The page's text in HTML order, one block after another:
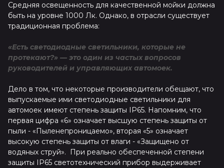
Средняя освещенность для качественной мойки должна
быть на уровне 1000 Лк. Однако, в отрасли существует
традиционная проблема:
«Есть светодиодные светильники, которые не
протекают?» — это один из частых вопросов
руководителей и управляющих автомоек.
Дело в том, что некоторые производители обещают, что
выпускаемые ими светодиодные светильники для
автомоек имеют степень защиты IP65. Напомним, что
первая цифра «6» означает высшую степень защиты от
пыли - «Пыленепроницаемо», вторая «5» означает
высокую степень защиты от влаги - «Защищено от
водяных струй». При реально обеспеченной степени
защиты IP65 светотехнический прибор выдерживает